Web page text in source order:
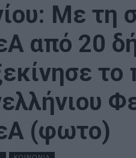
Με τη
από 20
το
(φωτο)